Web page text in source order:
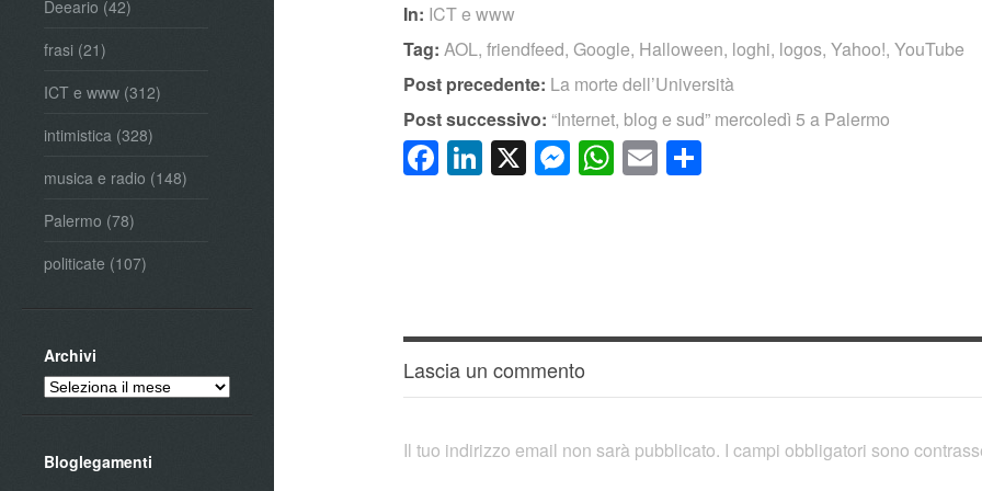
Deeario (42)
frasi (21)
ICT e www (312)
intimistica (328)
musica e radio (148)
Palermo (78)
politicate (107)
Archivi
Archivi
Bloglegamenti
In: ICT e www
Tag: AOL,friendfeed,Google, Halloween, loghi, logos,Yahoo!,YouTube
Post precedente: La morte dell’Università
Post successivo:“Internet, blog e sud” mercoledì 5 a Palermo
Facebook
LinkedIn
X Messenger
WhatsApp
Email
Lascia un commento
Il tuo indirizzo email non sarà pubblicato. I campi obbligatori sono